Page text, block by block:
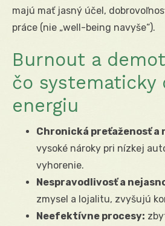
majú mať jasný účel,
práce (nie „well-being navyše“).
Burnout a
čo systematicky
energiu
Chronická preťaženosť a
vysoké nároky pri nízkej
vyhorenie.
Nespravodlivosť a
zmysel a lojalitu, zvyšujú
Neefektívne procesy: